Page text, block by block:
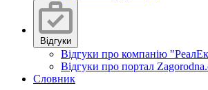
Відгуки
Відгуки про компанію
Відгуки про портал
Словник